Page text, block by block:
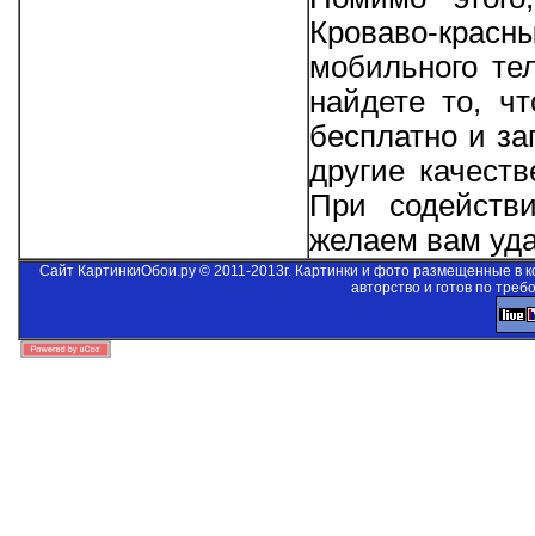
Кроваво-
мобильного
найдете то,
бесплатно и
другие
При
желаем вам
Сайт КартинкиОбои.ру © 2011-2013г. Картинки и фото размещенные в
авторство и готов по